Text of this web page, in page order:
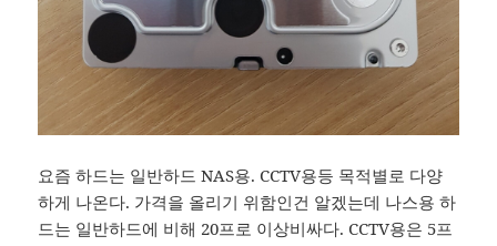
요즘 하드는 일반하드 NAS용. CCTV용등 목적별로 다양
하게 나온다. 가격을 올리기 위함인건 알겠는데 나스용 하
드는 일반하드에 비해 20프로 이상비싸다. CCTV용은 5프